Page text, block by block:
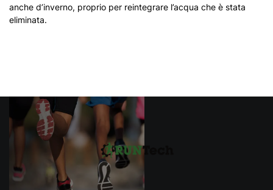
anche d’inverno, proprio per reintegrare l’acqua che è stata
eliminata.